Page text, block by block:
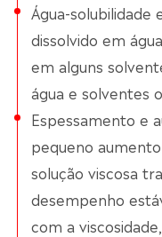
Água-
dissolvido em
em alguns
água e solventes
Espessamento e
pequeno
solução viscosa
desempenho
com a